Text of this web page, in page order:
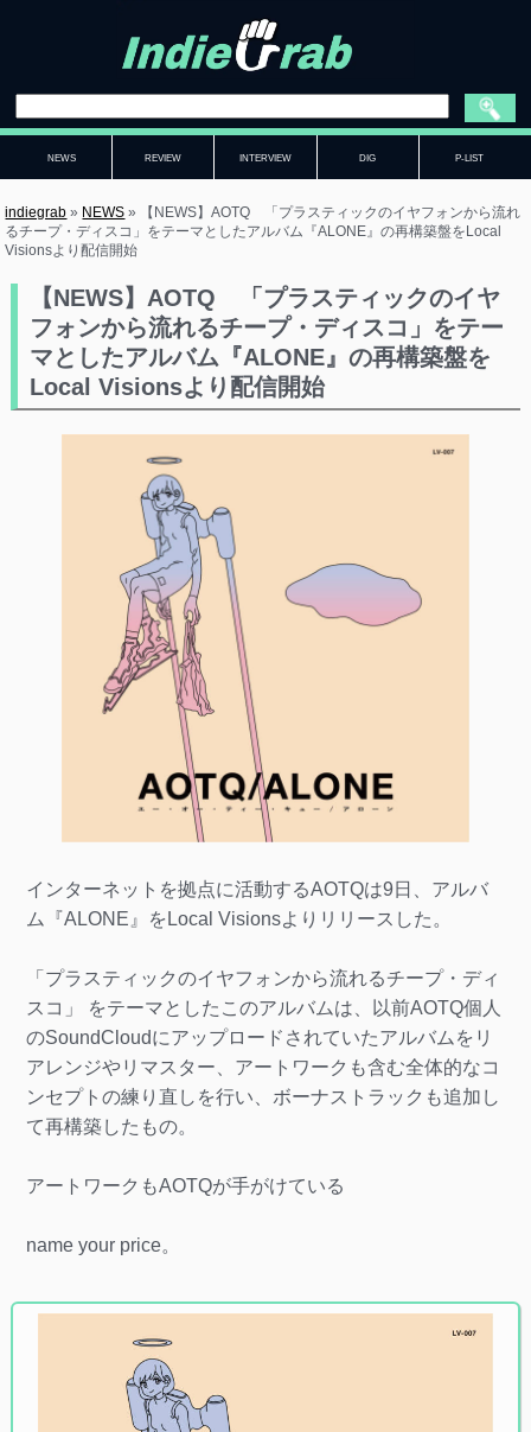
NEWS REVIEW INTERVIEW DIG P-LIST
indiegrab » NEWS »
【NEWS】AOTQ 「プラスティックのイヤフォンから流れ
るチープ・ディスコ」をテーマとしたアルバム『ALONE』の再構築盤をLocal
Visionsより配信開始
【NEWS】AOTQ 「プラスティックのイヤ
フォンから流れるチープ・ディスコ」をテー
マとしたアルバム『ALONE』の再構築盤を
Local Visionsより配信開始
インターネットを拠点に活動するAOTQは9日、アルバ
ム『ALONE』をLocal Visionsよりリリースした。
「プラスティックのイヤフォンから流れるチープ・ディ
スコ」 をテーマとしたこのアルバムは、以前AOTQ個人
のSoundCloudにアップロードされていたアルバムをリ
アレンジやリマスター、アートワークも含む全体的なコ
ンセプトの練り直しを行い、ボーナストラックも追加し
て再構築したもの。
アートワークもAOTQが手がけている
name your price。